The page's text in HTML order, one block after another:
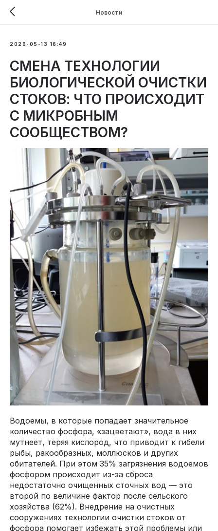
Новости
2026-05-13 16:49
СМЕНА ТЕХНОЛОГИИ
БИОЛОГИЧЕСКОЙ ОЧИСТКИ
СТОКОВ: ЧТО ПРОИСХОДИТ
С МИКРОБНЫМ
СООБЩЕСТВОМ?
Водоемы, в которые попадает значительное
количество фосфора, «зацветают», вода в них
мутнеет, теряя кислород, что приводит к гибели
рыбы, ракообразных, моллюсков и других
обитателей. При этом 35% загрязнения водоемов
фосфором происходит из-за сброса
недостаточно очищенных сточных вод — это
второй по величине фактор после сельского
хозяйства (62%). Внедрение на очистных
сооружениях технологии очистки стоков от
фосфора помогает избежать этой проблемы или